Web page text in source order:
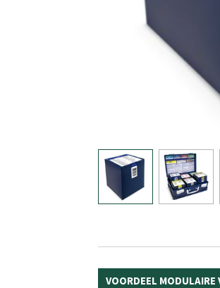
VOORDEEL